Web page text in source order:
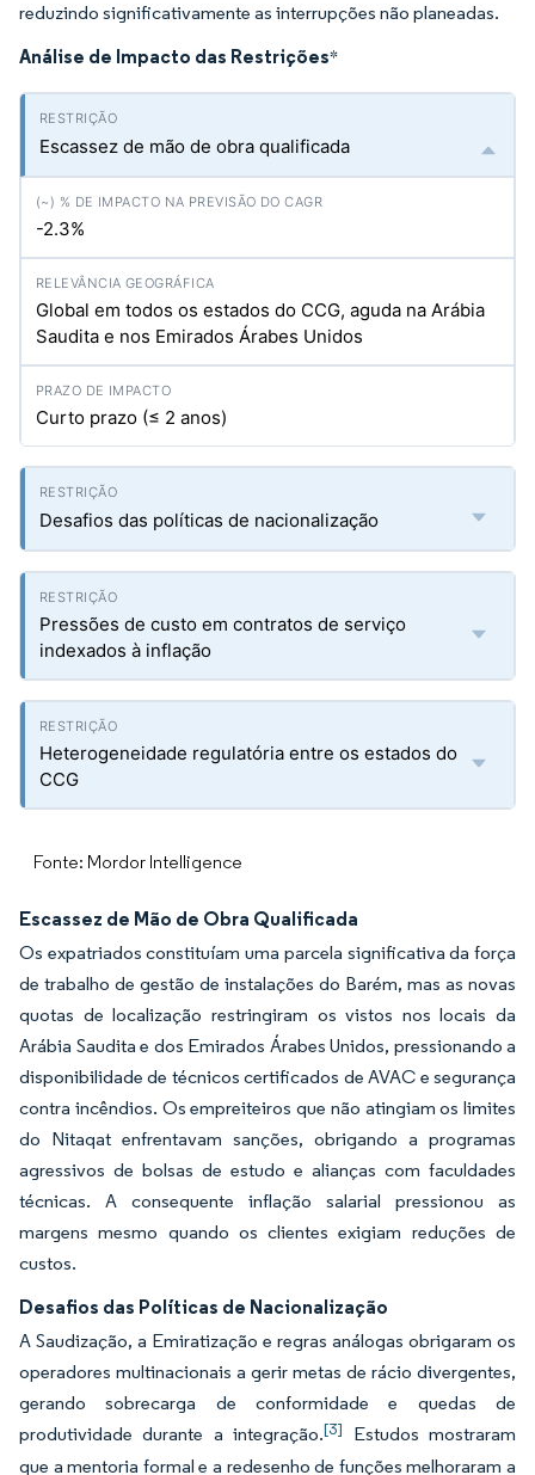
reduzindo significativamente as interrupções não planeadas.
Análise de Impacto das Restrições*
Escassez de mão de obra qualificada
-2.3%
Global em todos os estados do CCG, aguda na Arábia
Saudita e nos Emirados Árabes Unidos
Curto prazo (≤ 2 anos)
Desafios das políticas de nacionalização
Pressões de custo em contratos de serviço
indexados à inflação
Heterogeneidade regulatória entre os estados do
CCG
Fonte: Mordor Intelligence
Escassez de Mão de Obra Qualificada
Os expatriados constituíam uma parcela significativa da força
de trabalho de gestão de instalações do Barém, mas as novas
quotas de localização restringiram os vistos nos locais da
Arábia Saudita e dos Emirados Árabes Unidos, pressionando a
disponibilidade de técnicos certificados de AVAC e segurança
contra incêndios. Os empreiteiros que não atingiam os limites
do Nitaqat enfrentavam sanções, obrigando a programas
agressivos de bolsas de estudo e alianças com faculdades
técnicas. A consequente inflação salarial pressionou as
margens mesmo quando os clientes exigiam reduções de
custos.
Desafios das Políticas de Nacionalização
A Saudização, a Emiratização e regras análogas obrigaram os
operadores multinacionais a gerir metas de rácio divergentes,
gerando sobrecarga de conformidade e quedas de
produtividade durante a integração.[3]
Estudos mostraram
que a mentoria formal e a redesenho de funções melhoraram a